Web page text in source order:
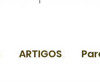
ARTIGOS